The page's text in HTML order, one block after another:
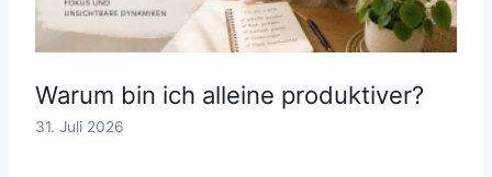
Warum bin ich alleine produktiver?
31. Juli 2026